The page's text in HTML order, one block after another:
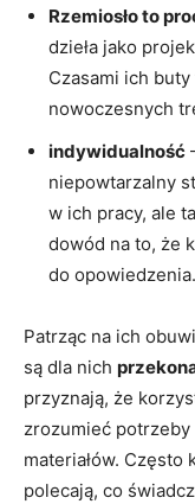
Rzemiosło to
dzieła jako
Czasami ich
nowoczesnych
indywidualność
niepowtarzalny
w ich pracy, ale
dowód na to, że
do opowiedzenia.
Patrząc na ich
są dla nich
przyznają, że
zrozumieć
materiałów. Często
polecają, co